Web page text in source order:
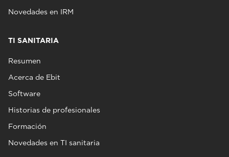
Novedades en IRM
TI SANITARIA
Resumen
Acerca de Ebit
Software
Historias de profesionales
Formación
Novedades en TI sanitaria